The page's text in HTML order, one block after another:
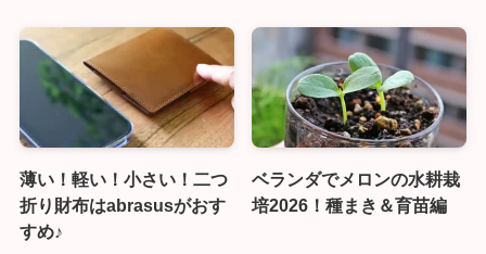
薄い！軽い！小さい！二つ
折り財布はabrasusがおす
すめ♪
ベランダでメロンの水耕栽
培2026！種まき＆育苗編